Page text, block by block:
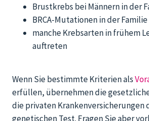
Brustkrebs bei Männern in der
BRCA-Mutationen in der
manche Krebsarten in frühem
auftreten
Wenn Sie bestimmte Kriterien als
erfüllen, übernehmen die
die privaten Krankenversicherungen
genetischen Test. Fragen Sie aber